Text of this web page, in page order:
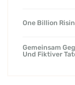
One Billion
Gemeinsam
Und Fiktiver